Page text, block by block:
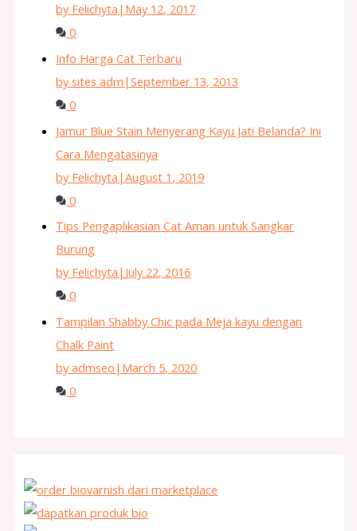
by Felichyta | May 12, 2017
0
Info Harga Cat Terbaru
by sites adm |September 13, 2013
0
Jamur Blue Stain Menyerang Kayu Jati Belanda? Ini
Cara Mengatasinya
by Felichyta |August 1, 2019
0
Tips Pengaplikasian Cat Aman untuk Sangkar
Burung
by Felichyta | July 22, 2016
0
Tampilan Shabby Chic pada Meja kayu dengan
Chalk Paint
by admseo | March 5, 2020
0